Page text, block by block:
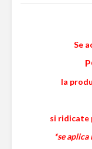
Se
la
si ridicate
*se